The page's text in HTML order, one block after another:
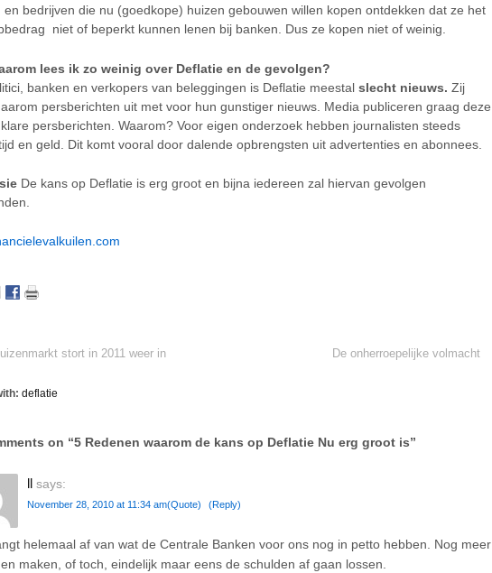
en bedrijven die nu (goedkope) huizen gebouwen willen kopen ontdekken dat ze het
niet of beperkt kunnen lenen bij banken. Dus ze kopen niet of weinig.
lees ik zo weinig over Deflatie en de gevolgen?
banken en verkopers van beleggingen is Deflatie meestal slecht nieuws. Zij
persberichten uit met voor hun gunstiger nieuws. Media publiceren graag deze
persberichten. Waarom? Voor eigen onderzoek hebben journalisten steeds
en geld. Dit komt vooral door dalende opbrengsten uit advertenties en abonnees.
De kans op Deflatie is erg groot en bijna iedereen zal hiervan gevolgen
stort in 2011 weer in De onherroepelijke volmacht
deflatie
on “5 Redenen waarom de kans op Deflatie Nu erg groot is”
ll says:
November 28, 2010 at 11:34 am(Quote) (Reply)
helemaal af van wat de Centrale Banken voor ons nog in petto hebben. Nog meer
maken, of toch, eindelijk maar eens de schulden af gaan lossen.